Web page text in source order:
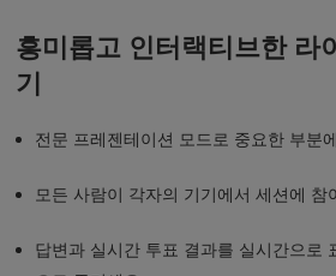
흥미롭고 인터랙티브한 라
기
전문 프레젠테이션 모드로 중요한 부분
모든 사람이 각자의 기기에서 세션에 참
답변과 실시간 투표 결과를 실시간으로